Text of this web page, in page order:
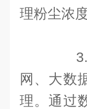
理粉尘浓
3.
网、大数
理。通过